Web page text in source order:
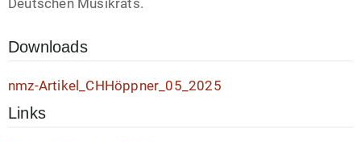
Deutschen Musikrats.
Downloads
nmz-Artikel_CHHöppner_05_2025
Links